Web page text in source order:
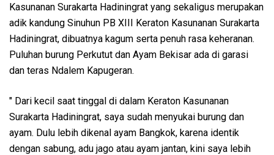
Kasunanan Surakarta Hadiningrat yang sekaligus merupakan
adik kandung Sinuhun PB XIII Keraton Kasunanan Surakarta
Hadiningrat, dibuatnya kagum serta penuh rasa keheranan.
Puluhan burung Perkutut dan Ayam Bekisar ada di garasi
dan teras Ndalem Kapugeran.
" Dari kecil saat tinggal di dalam Keraton Kasunanan
Surakarta Hadiningrat, saya sudah menyukai burung dan
ayam. Dulu lebih dikenal ayam Bangkok, karena identik
dengan sabung, adu jago atau ayam jantan, kini saya lebih